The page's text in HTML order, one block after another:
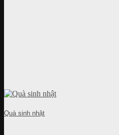
Quà sinh nhật